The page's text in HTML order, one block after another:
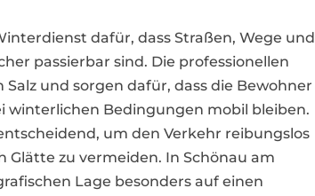
dafür, dass Straßen, Wege und
passierbar sind. Die professionellen
und sorgen dafür, dass die Bewohner
winterlichen Bedingungen mobil bleiben.
um den Verkehr reibungslos
zu vermeiden. In Schönau am
Lage besonders auf einen